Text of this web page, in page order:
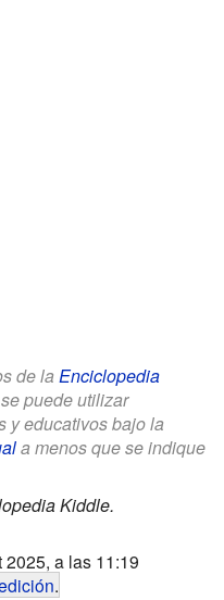
de la Enciclopedia
puede utilizar
y educativos bajo la
a menos que se indique
Kiddle.
a las 11:19
.